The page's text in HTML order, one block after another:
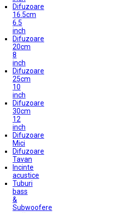
Difuzoare
16.5cm
6.5
inch
Difuzoare
20cm
8
inch
Difuzoare
25cm
10
inch
Difuzoare
30cm
12
inch
Difuzoare
Mici
Difuzoare
Tavan
Incinte
acustice
Tuburi
bass
&
Subwoofere